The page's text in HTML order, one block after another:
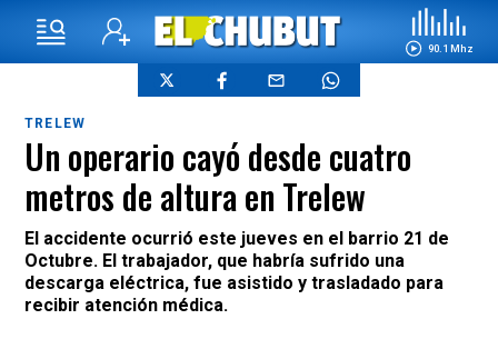
90.1 Mhz
TRELEW
Un operario cayó desde cuatro
metros de altura en Trelew
El accidente ocurrió este jueves en el barrio 21 de
Octubre. El trabajador, que habría sufrido una
descarga eléctrica, fue asistido y trasladado para
recibir atención médica.